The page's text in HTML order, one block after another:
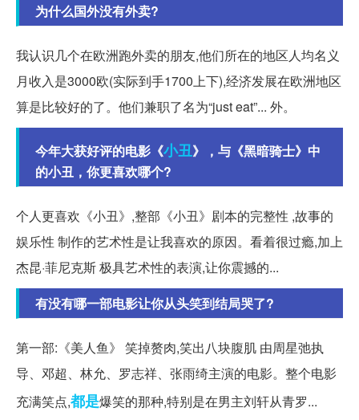
为什么国外没有外卖?
我认识几个在欧洲跑外卖的朋友,他们所在的地区人均名义
月收入是3000欧(实际到手1700上下),经济发展在欧洲地区
算是比较好的了。他们兼职了名为“just eat”... 外。
今年大获好评的电影《小丑》，与《黑暗骑士》中
的小丑，你更喜欢哪个?
个人更喜欢《小丑》,整部《小丑》剧本的完整性 ,故事的
娱乐性 制作的艺术性是让我喜欢的原因。看着很过瘾,加上
杰昆·菲尼克斯 极具艺术性的表演,让你震撼的...
有没有哪一部电影让你从头笑到结局哭了?
第一部:《美人鱼》 笑掉赘肉,笑出八块腹肌 由周星弛执
导、邓超、林允、罗志祥、张雨绮主演的电影。整个电影
充满笑点,都是爆笑的那种,特别是在男主刘轩从青罗...